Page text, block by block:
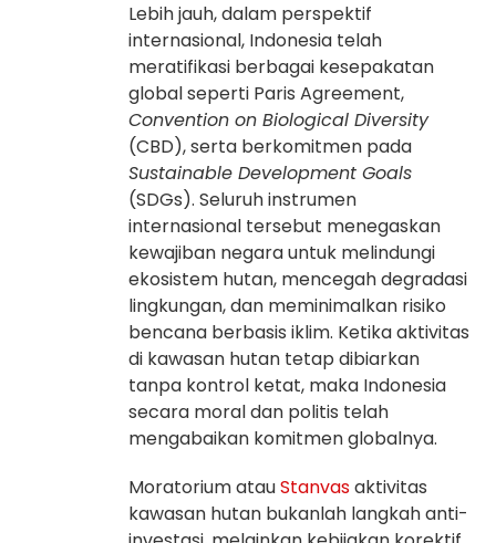
Lebih jauh, dalam perspektif
internasional, Indonesia telah
meratifikasi berbagai kesepakatan
global seperti Paris Agreement,
Convention on Biological Diversity
(CBD), serta berkomitmen pada
Sustainable Development Goals
(SDGs). Seluruh instrumen
internasional tersebut menegaskan
kewajiban negara untuk melindungi
ekosistem hutan, mencegah degradasi
lingkungan, dan meminimalkan risiko
bencana berbasis iklim. Ketika aktivitas
di kawasan hutan tetap dibiarkan
tanpa kontrol ketat, maka Indonesia
secara moral dan politis telah
mengabaikan komitmen globalnya.
Moratorium atauStanvasaktivitas
kawasan hutan bukanlah langkah anti-